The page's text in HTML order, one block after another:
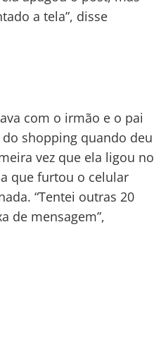
a tela”, disse
com o irmão e o pai
shopping quando deu
vez que ela ligou no
que furtou o celular
“Tentei outras 20
de mensagem”,